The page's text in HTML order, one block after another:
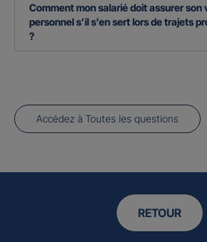
Comment mon salarié doit assurer son
personnel s’il s’en sert lors de trajets
?
Accédez à Toutes les questions
RETOUR